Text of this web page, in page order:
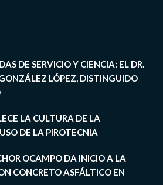
DE SERVICIO Y CIENCIA: EL DR.
LÓPEZ, DISTINGUIDO
LA CULTURA DE LA
DE LA PIROTECNIA
OCAMPO DA INICIO A LA
CONCRETO ASFÁLTICO EN